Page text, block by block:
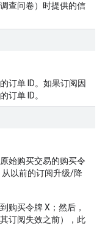
查问卷）时提供的信
订单 ID。如果订阅因
订单 ID。
始购买交易的购买令
从以前的订阅升级/降
购买令牌 X；然后，
订阅失效之前），此